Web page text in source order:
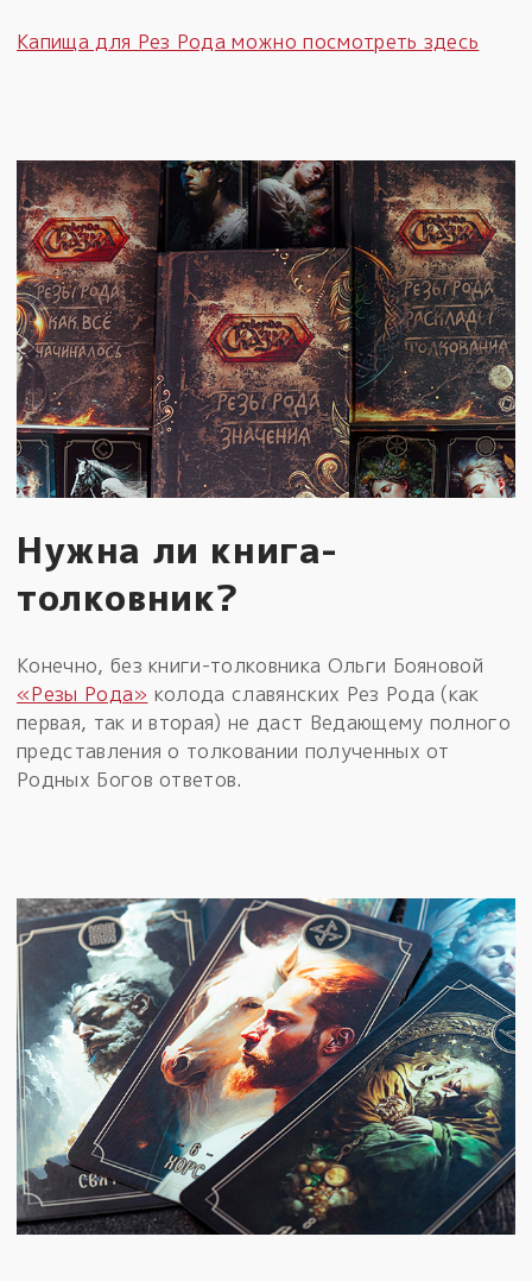
Капища для Рез Рода можно посмотреть здесь
Нужна ли книга-
толковник?
Конечно, без книги-толковника Ольги Бояновой
«Резы Рода» колода славянских Рез Рода (как
первая, так и вторая) не даст Ведающему полного
представления о толковании полученных от
Родных Богов ответов.